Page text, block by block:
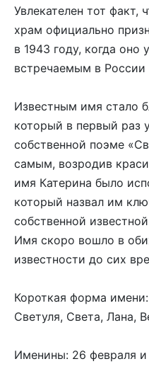
Увлекателен тот факт,
храм официально
в 1943 году, когда оно
встречаемым в России
Известным имя стало
который в первый раз
собственной поэме
самым, возродив
имя Катерина было
который назвал им
собственной
Имя скоро вошло в
известности до сих
Короткая форма
Светуля, Света, Лана,
Именины: 26 февраля и